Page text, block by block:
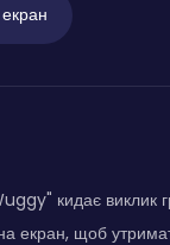
кидає виклик
екран, щоб